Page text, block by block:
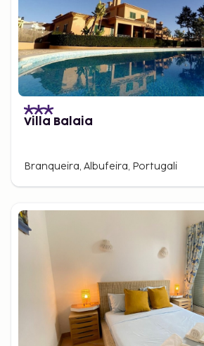
Villa Balaia
Branqueira, Albufeira, Portugali